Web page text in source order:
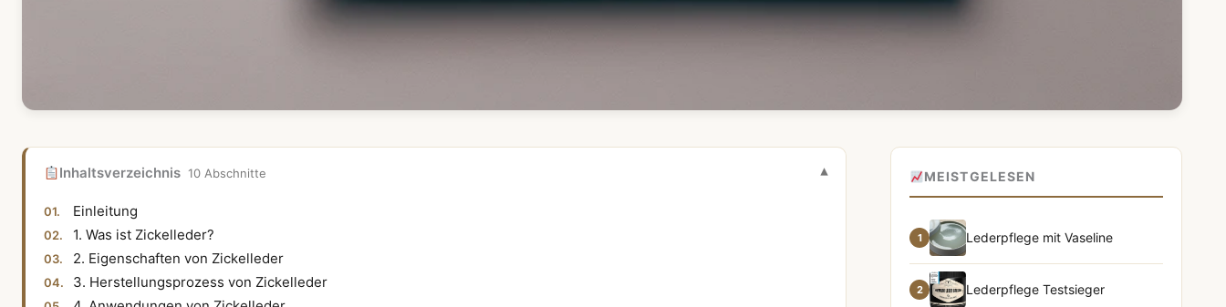
Inhaltsverzeichnis 10 Abschnitte
Einleitung
1. Was ist Zickelleder?
2. Eigenschaften von Zickelleder
3. Herstellungsprozess von Zickelleder
MEISTGELESEN
1 Lederpflege mit Vaseline
2 Lederpflege Testsieger